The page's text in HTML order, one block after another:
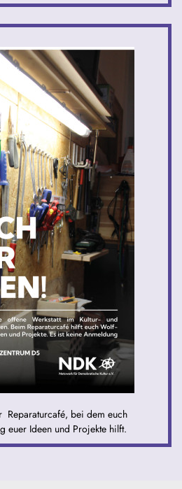
Reparaturcafé, bei dem euch
euer Ideen und Projekte hilft.